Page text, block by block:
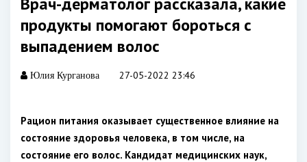
продукты помогают бороться с
выпадением волос
Юлия Курганова 27-05-2022 23:46
Рацион питания оказывает существенное влияние на
состояние здоровья человека, в том числе, на
состояние его волос. Кандидат медицинских наук,